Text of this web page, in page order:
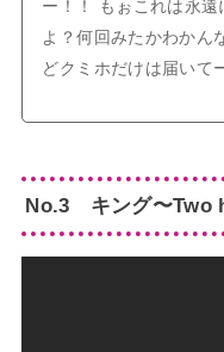
ー！！ もぉこれは永
よ？何回みたかわかん
どクミホだけは届いて
No.3 キング〜Two